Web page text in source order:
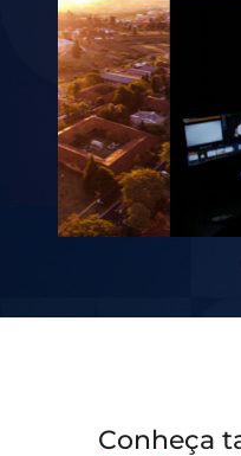
Conheça